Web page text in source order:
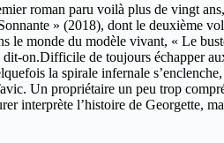
roman paru voilà plus de vingt
» (2018), dont le deuxième
le monde du modèle vivant, « Le
on.Difficile de toujours échapper
la spirale infernale
Un propriétaire un peu trop
interprète l’histoire de Georgette,